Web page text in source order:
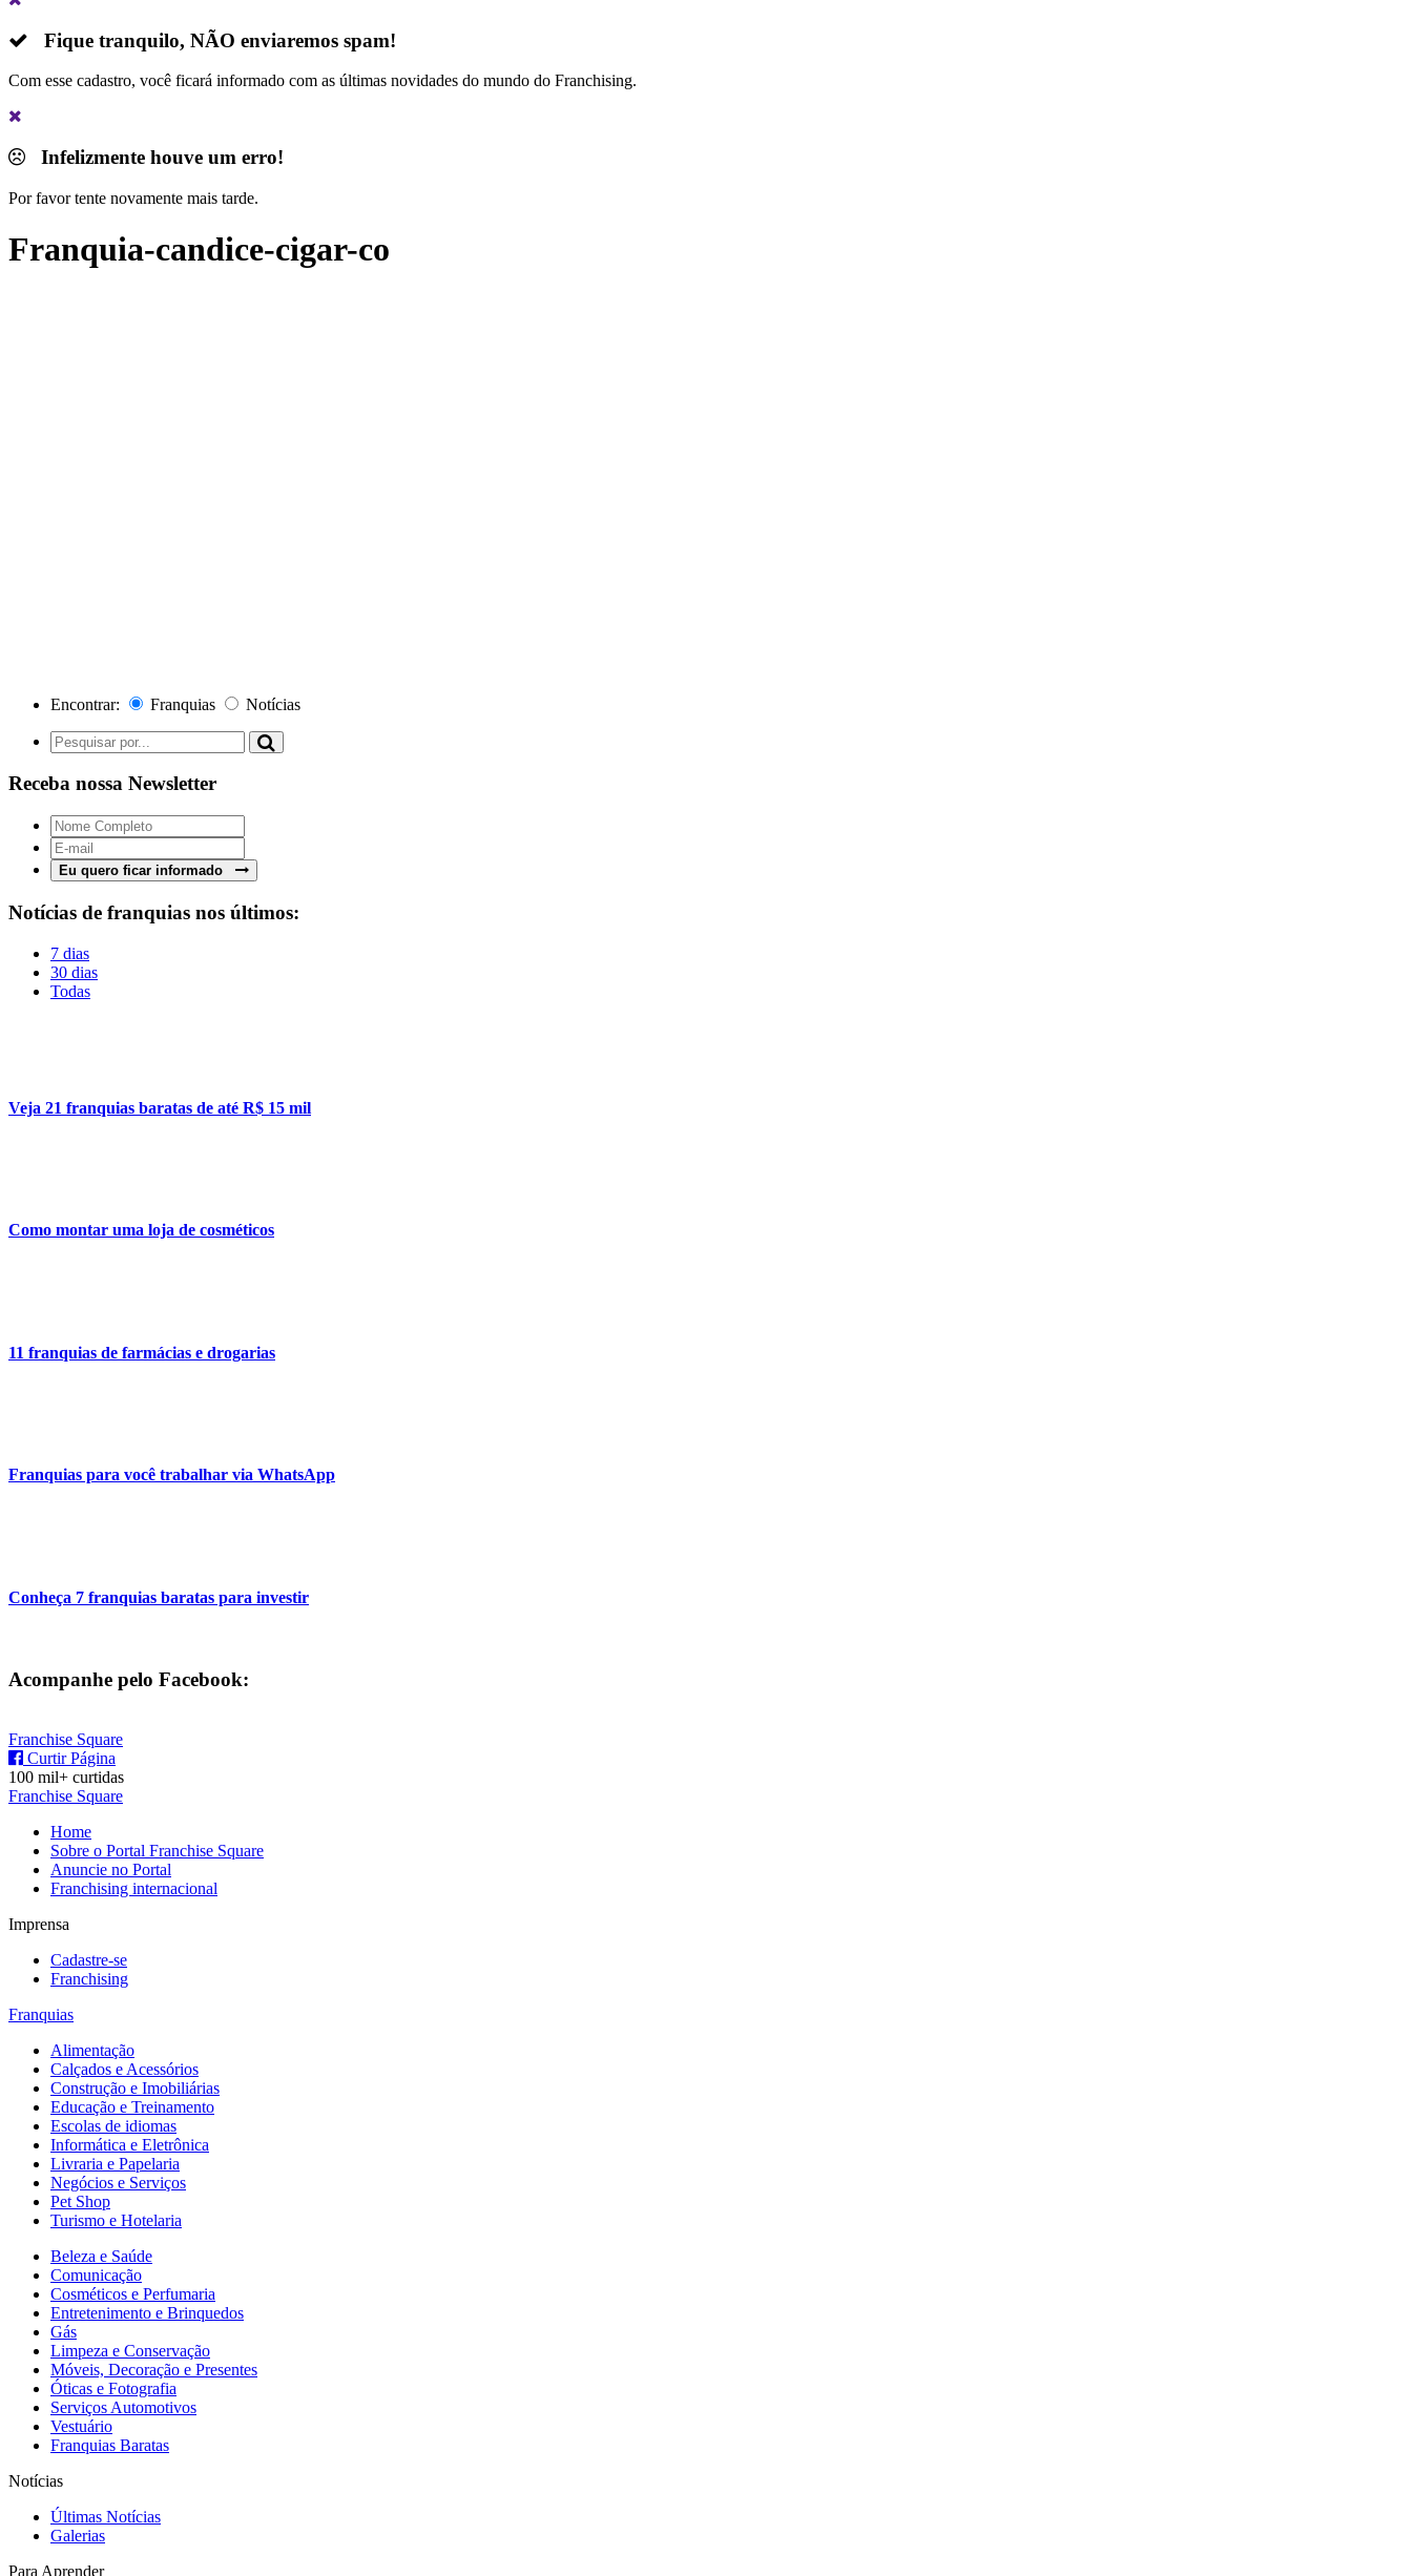
Fique tranquilo, NÃO enviaremos spam!
Com esse cadastro, você ficará informado com as últimas novidades do mundo do Franchising.
Infelizmente houve um erro!
Por favor tente novamente mais tarde.
Franquia-candice-cigar-co
Encontrar: Franquias Notícias
Receba nossa Newsletter
Eu quero ficar informado
Notícias de franquias nos últimos:
7 dias
30 dias
Todas
Veja 21 franquias baratas de até R$ 15 mil
Como montar uma loja de cosméticos
11 franquias de farmácias e drogarias
Franquias para você trabalhar via WhatsApp
Conheça 7 franquias baratas para investir
Acompanhe pelo Facebook:
Franchise Square
Curtir Página
100 mil+ curtidas
Franchise Square
Home
Sobre o Portal Franchise Square
Anuncie no Portal
Franchising internacional
Imprensa
Cadastre-se
Franchising
Franquias
Alimentação
Calçados e Acessórios
Construção e Imobiliárias
Educação e Treinamento
Escolas de idiomas
Informática e Eletrônica
Livraria e Papelaria
Negócios e Serviços
Pet Shop
Turismo e Hotelaria
Beleza e Saúde
Comunicação
Cosméticos e Perfumaria
Entretenimento e Brinquedos
Gás
Limpeza e Conservação
Móveis, Decoração e Presentes
Óticas e Fotografia
Serviços Automotivos
Vestuário
Franquias Baratas
Notícias
Últimas Notícias
Galerias
Para Aprender